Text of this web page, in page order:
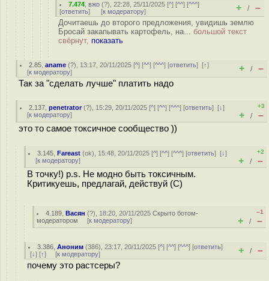
7.474 ,вжо (?), 22:28, 25/11/2025 [^] [^^] [^^^]
[ответить] [к модератору] + / –
Дочитаешь до второго предложения, увидишь землю
Бросай закапывать картофель, на... большой текст
свёрнут, показать
2.85 ,aname (?), 13:17, 20/11/2025 [^] [^^] [^^^] [ответить][↑]
[к модератору] + / –
Так за "сделать лучше" платить надо
2.137 ,penetrator(?), 15:29, 20/11/2025 [^] [^^] [^^^] [ответить][↓]
[к модератору]
+3
+ / –
это то самое токсичное сообщество ))
3.145 ,Fareast (ok), 15:48, 20/11/2025 [^] [^^] [^^^] [ответить][↓]
[к модератору]
+2
+ / –
В точку!) p.s. Не модно быть токсичным.
Критикуешь, предлагай, действуй (С)
4.189 ,Васян (?), 18:20, 20/11/2025Скрыто ботом-
модератором [к модератору]
–1
+ / –
3.386 ,Аноним (386), 23:17, 20/11/2025 [^] [^^] [^^^] [ответить]
[↓] [↑] [к модератору] + / –
почему это растсеры?